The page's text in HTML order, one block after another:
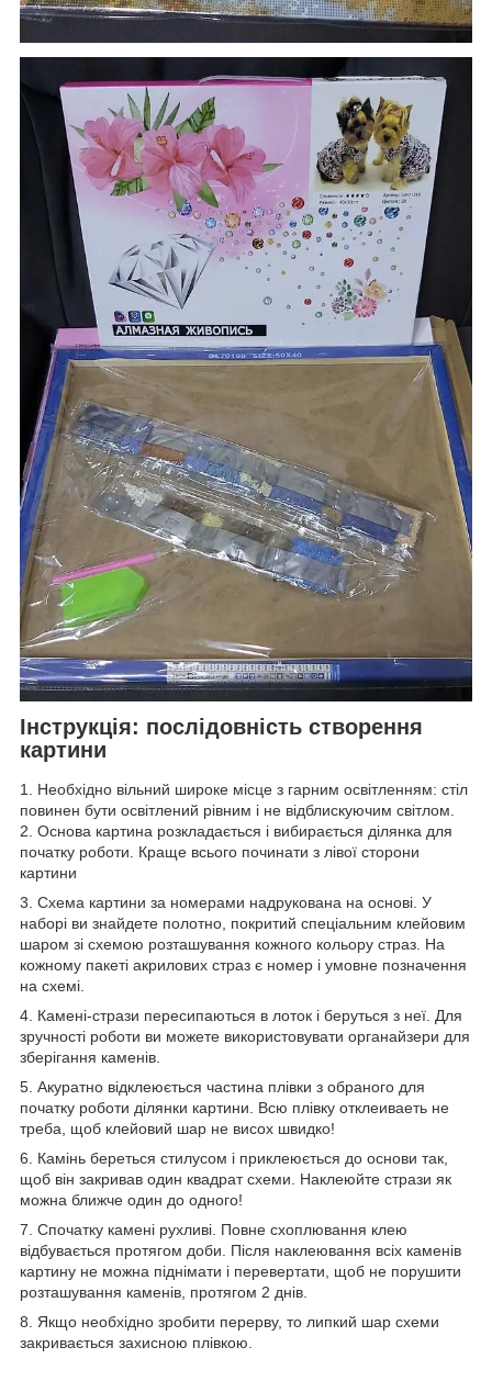
Інструкція: послідовність створення
картини
1. Необхідно вільний широке місце з гарним освітленням: стіл
повинен бути освітлений рівним і не відблискуючим світлом.
2. Основа картина розкладається і вибирається ділянка для
початку роботи. Краще всього починати з лівої сторони
картини
3. Схема картини за номерами надрукована на основі. У
наборі ви знайдете полотно, покритий спеціальним клейовим
шаром зі схемою розташування кожного кольору страз. На
кожному пакеті акрилових страз є номер і умовне позначення
на схемі.
4. Камені-стрази пересипаються в лоток і беруться з неї. Для
зручності роботи ви можете використовувати органайзери для
зберігання каменів.
5. Акуратно відклеюється частина плівки з обраного для
початку роботи ділянки картини. Всю плівку отклеиваеть не
треба, щоб клейовий шар не висох швидко!
6. Камінь береться стилусом і приклеюється до основи так,
щоб він закривав один квадрат схеми. Наклеюйте стрази як
можна ближче один до одного!
7. Спочатку камені рухливі. Повне схоплювання клею
відбувається протягом доби. Після наклеювання всіх каменів
картину не можна піднімати і перевертати, щоб не порушити
розташування каменів, протягом 2 днів.
8. Якщо необхідно зробити перерву, то липкий шар схеми
закривається захисною плівкою.